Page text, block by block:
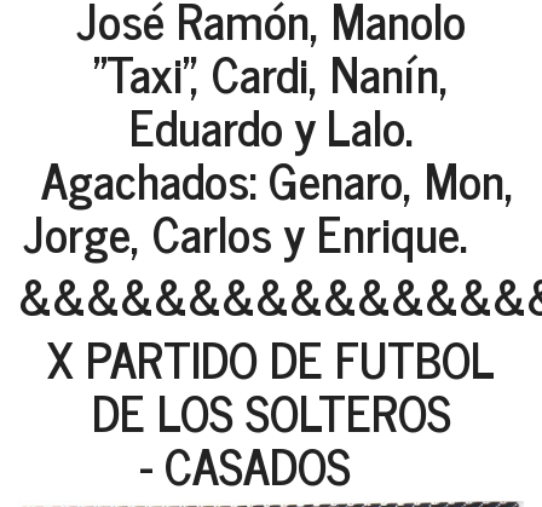
José Ramón, Manolo
"Taxi", Cardi, Nanín,
Eduardo y Lalo.
Agachados: Genaro, Mon,
Jorge, Carlos y Enrique.
X PARTIDO DE FUTBOL
DE LOS SOLTEROS
- CASADOS